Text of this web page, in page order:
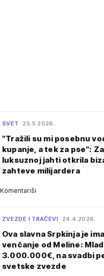
SVET 25.5.2026.
"Tražili su mi posebnu
kupanje, a tek za pse":
luksuznoj jahti otkrila
zahteve milijardera
Komentariši
ZVEZDE I TRAČEVI 24.4.2026.
Ova slavna Srpkinja je
venčanje od Meline:
3.000.000€, na svadbi
svetske zvezde